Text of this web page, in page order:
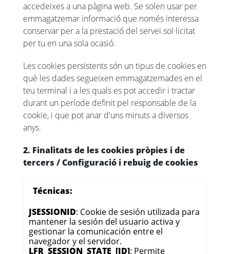
accedeixes a una pàgina web. Se solen usar per
emmagatzemar informació que només interessa
conservar per a la prestació del servei sol·licitat
per tu en una sola ocasió.
Les cookies persistents són un tipus de cookies en
què les dades segueixen emmagatzemades en el
teu terminal i a les quals es pot accedir i tractar
durant un període definit pel responsable de la
cookie, i que pot anar d'uns minuts a diversos
anys.
2. Finalitats de les cookies pròpies i de
tercers / Configuració i rebuig de cookies
Técnicas:
JSESSIONID: Cookie de sesión utilizada para
mantener la sesión del usuario activa y
gestionar la comunicación entre el
navegador y el servidor.
LFR_SESSION_STATE_[ID]: Permite